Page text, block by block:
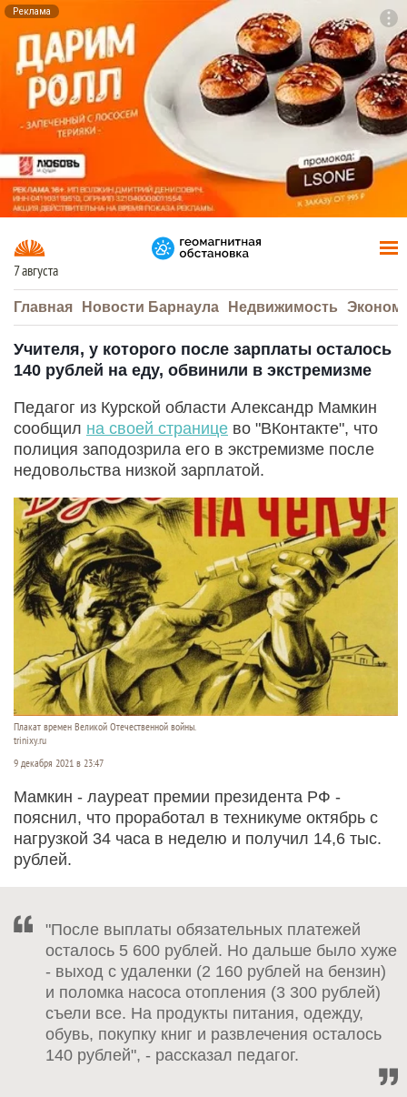
Реклама
7 августа
Главная Новости Барнаула Недвижимость
Учителя, у которого после зарплаты осталось
140 рублей на еду, обвинили в экстремизме
Педагог из Курской области Александр Мамкин
сообщил на своей странице во "ВКонтакте", что
полиция заподозрила его в экстремизме после
недовольства низкой зарплатой.
Плакат времен Великой Отечественной войны.
trinixy.ru
9 декабря 2021 в 23:47
Мамкин - лауреат премии президента РФ -
пояснил, что проработал в техникуме октябрь с
нагрузкой 34 часа в неделю и получил 14,6 тыс.
рублей.
"После выплаты обязательных платежей
осталось 5 600 рублей. Но дальше было хуже
- выход с удаленки (2 160 рублей на бензин)
и поломка насоса отопления (3 300 рублей)
съели все. На продукты питания, одежду,
обувь, покупку книг и развлечения осталось
140 рублей", - рассказал педагог.